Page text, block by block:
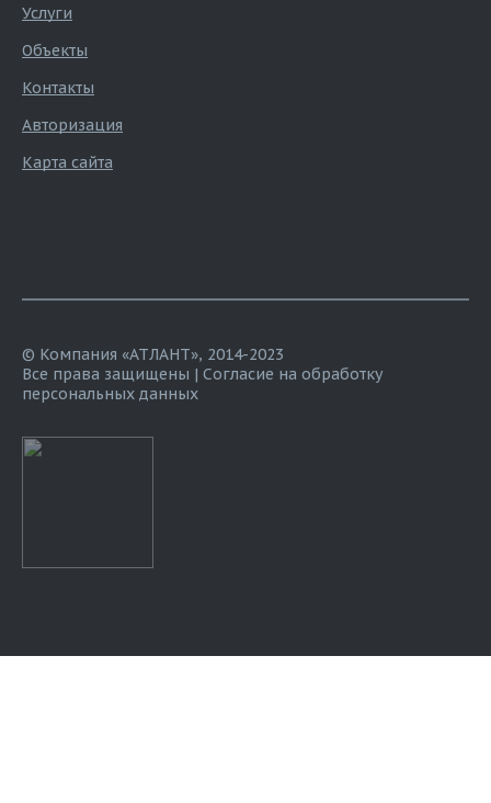
Услуги
Объекты
Контакты
Авторизация
Карта сайта
© Компания «АТЛАНТ», 2014-2023
Все права защищены | Согласие на обработку
персональных данных